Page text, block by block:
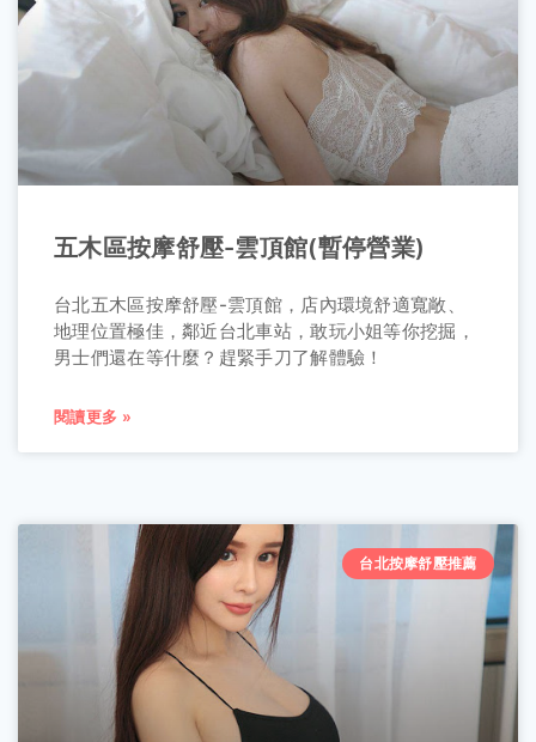
五木區按摩舒壓-雲頂館(暫停營業)
台北五木區按摩舒壓-雲頂館，店內環境舒適寬敞、
地理位置極佳，鄰近台北車站，敢玩小姐等你挖掘，
男士們還在等什麼？趕緊手刀了解體驗！
閱讀更多 »
台北按摩舒壓推薦